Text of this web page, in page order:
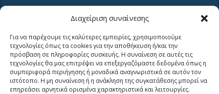
Διαχείριση συναίνεσης
Για να παρέχουμε τις καλύτερες εμπειρίες, χρησιμοποιούμε
τεχνολογίες όπως τα cookies για την αποθήκευση ή/και την
πρόσβαση σε πληροφορίες συσκευής. Η συναίνεση σε αυτές τις
τεχνολογίες θα μας επιτρέψει να επεξεργαζόμαστε δεδομένα όπως η
συμπεριφορά περιήγησης ή μοναδικά αναγνωριστικά σε αυτόν τον
ιστότοπο. Η μη συναίνεση ή η ανάκληση της συγκατάθεσης μπορεί να
επηρεάσει αρνητικά ορισμένα χαρακτηριστικά και λειτουργίες.
για βλάβες καλέστε
11124
Επικοινωνία για καταναλωτές
Επικοινωνία Συνεργατών και Τρίτων Φορέων